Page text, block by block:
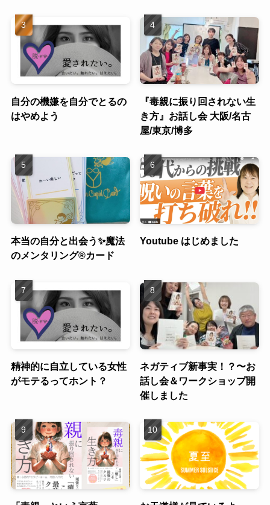
自分の機嫌を自分でとるの
はやめよう
『毒親に振り回されない生
き方』お話し会 大阪/名古
屋/東京/博多
本当の自分と出会う✨魔法
のメンタリング®︎カード
Youtube はじめました
精神的に自立している女性
がモテるってホント？
ネガティブ新事実！？〜お
話し会＆ワークショップ開
催しました